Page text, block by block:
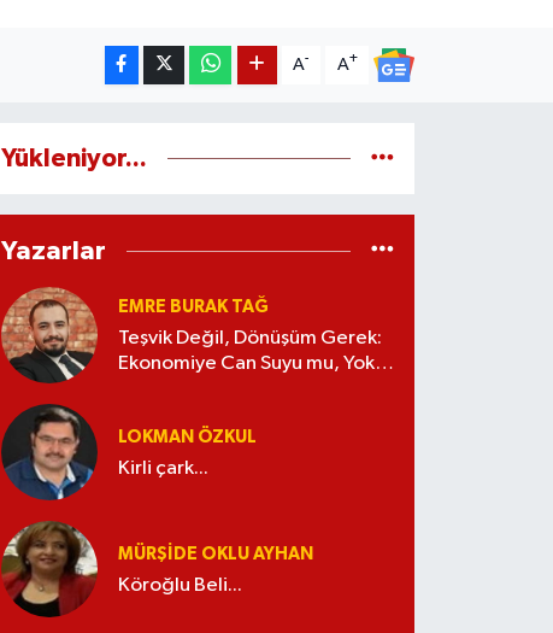
A- A+
Yükleniyor...
Yazarlar
EMRE BURAK TAĞ
Teşvik Değil, Dönüşüm Gerek:
Ekonomiye Can Suyu mu, Yoksa
LOKMAN ÖZKUL
Kirli çark...
MÜRŞIDE OKLU AYHAN
Köroğlu Beli...